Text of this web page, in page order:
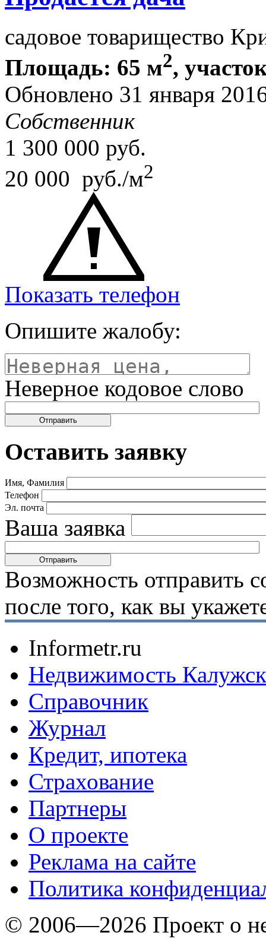
садовое товарищество
Площадь: 65 м2,
Обновлено 31 января
Собственник
1 300 000 руб.
20 000 руб./м2
Показать телефон
Опишите жалобу:
Неверное кодовое слово
Оставить заявку
Имя, Фамилия
Телефон
Эл. почта
Ваша заявка
Возможность отправить
после того, как вы
Informetr.ru
Недвижимость
Справочник
Журнал
Кредит, ипотека
Страхование
Партнеры
O проекте
Реклама на сайте
Политика
© 2006—2026 Проект о